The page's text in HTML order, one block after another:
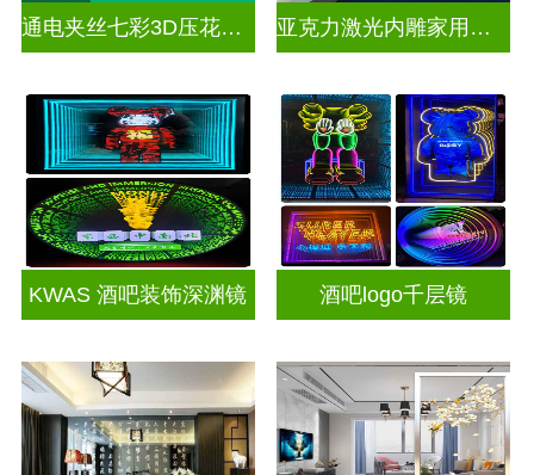
通电夹丝七彩3D压花激光内雕玻璃 亚克力激光内雕家用玄关隔断
KWAS 酒吧装饰深渊镜 酒吧logo千层镜